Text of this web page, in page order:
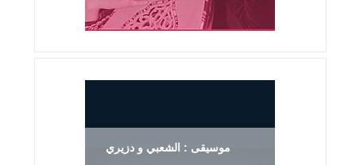
موسيقى : الشعبي و دزيري